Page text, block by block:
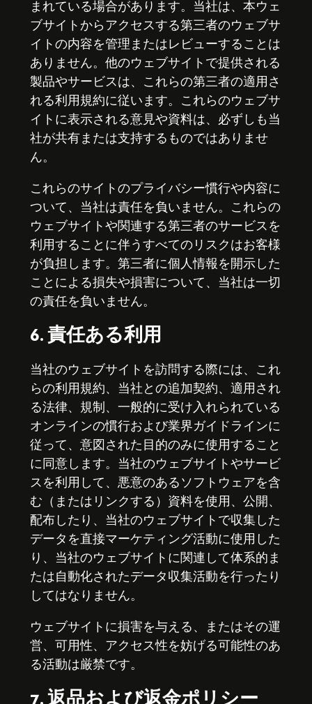
まれている場合があります。当社は、本ウェ
ブサイトからアクセスする第三者のウェブサ
イトの内容を管理またはレビューすることは
ありません。他のウェブサイトで提供される
製品やサービスは、これらの第三者の適用さ
れる利用規約に従います。これらのウェブサ
イトに表示される意見や資料は、必ずしも当
社が共有または支持するものではありませ
ん。
これらのサイトのプライバシー慣行や内容に
ついて、当社は責任を負いません。これらの
ウェブサイトや関連する第三者のサービスを
利用することに伴うすべてのリスクはお客様
が負担します。第三者に個人情報を開示した
ことによる損失や損害について、当社は一切
の責任を負いません。
6. 責任ある利用
当社のウェブサイトを訪問する際には、これ
らの利用規約、当社との追加契約、適用され
る法律、規制、一般的に受け入れられている
オンラインの慣行および業界ガイドラインに
従って、意図された目的のみに使用すること
に同意します。当社のウェブサイトやサービ
スを利用して、悪意のあるソフトウェアを含
む（またはリンクする）資料を使用、公開、
配布したり、当社のウェブサイトで収集した
データを直接マーケティング活動に使用した
り、当社のウェブサイトに関連して体系的ま
たは自動化されたデータ収集活動を行ったり
してはなりません。
ウェブサイトに損害を与える、またはその運
営、可用性、アクセス性を妨げる可能性のあ
る活動は厳禁です。
7. 返品および返金ポリシー